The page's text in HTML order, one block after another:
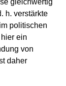
h. verstärkte
politischen
ein
von
daher